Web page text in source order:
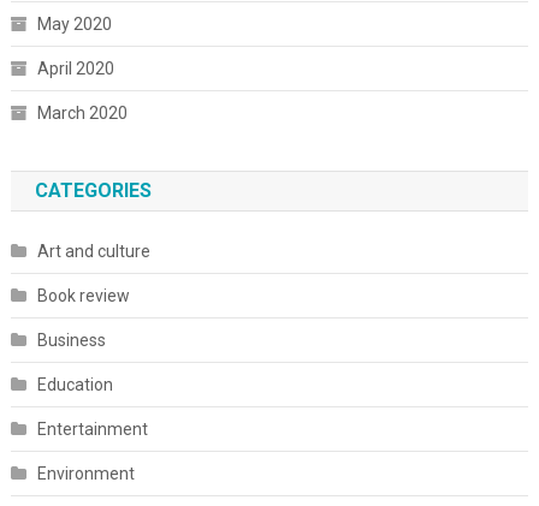
May 2020
April 2020
March 2020
CATEGORIES
Art and culture
Book review
Business
Education
Entertainment
Environment